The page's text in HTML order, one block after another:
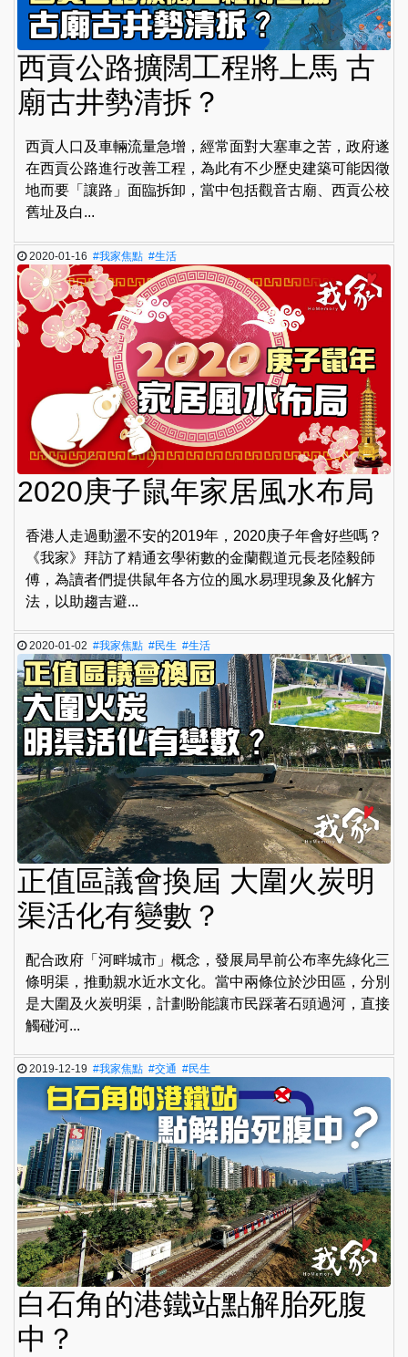
西貢公路擴闊工程將上馬 古
廟古井勢清拆？
西貢人口及車輛流量急增，經常面對大塞車之苦，政府遂
在西貢公路進行改善工程，為此有不少歷史建築可能因徵
地而要「讓路」面臨拆卸，當中包括觀音古廟、西貢公校
舊址及白...
2020-01-16#我家焦點 #生活
2020庚子鼠年家居風水布局
香港人走過動盪不安的2019年，2020庚子年會好些嗎？
《我家》拜訪了精通玄學術數的金蘭觀道元長老陸毅師
傅，為讀者們提供鼠年各方位的風水易理現象及化解方
法，以助趨吉避...
2020-01-02#我家焦點 #民生 #生活
正值區議會換屆 大圍火炭明
渠活化有變數？
配合政府「河畔城市」概念，發展局早前公布率先綠化三
條明渠，推動親水近水文化。當中兩條位於沙田區，分別
是大圍及火炭明渠，計劃盼能讓市民踩著石頭過河，直接
觸碰河...
2019-12-19#我家焦點 #交通 #民生
白石角的港鐵站點解胎死腹
中？